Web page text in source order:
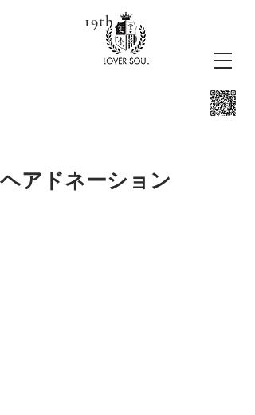
19th
ヘアドネーション